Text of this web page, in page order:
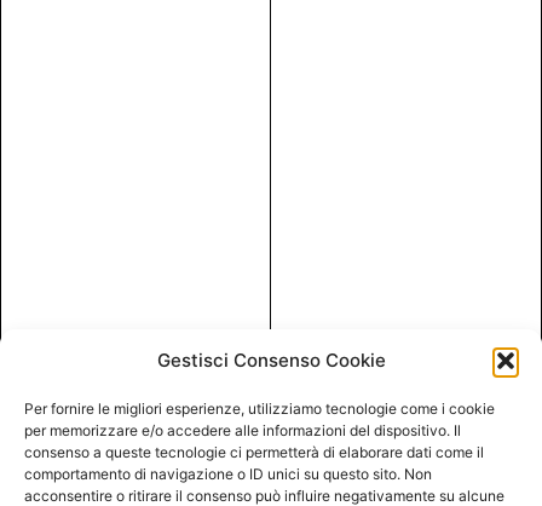
Gestisci Consenso Cookie
Per fornire le migliori esperienze, utilizziamo tecnologie come i cookie
per memorizzare e/o accedere alle informazioni del dispositivo. Il
consenso a queste tecnologie ci permetterà di elaborare dati come il
comportamento di navigazione o ID unici su questo sito. Non
acconsentire o ritirare il consenso può influire negativamente su alcune